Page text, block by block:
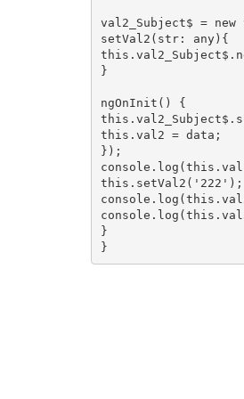
val2_Subject$ =
setVal2(str: any){
}
ngOnInit() {
this.val2 = data;
});
this.setVal2('222');
}
}